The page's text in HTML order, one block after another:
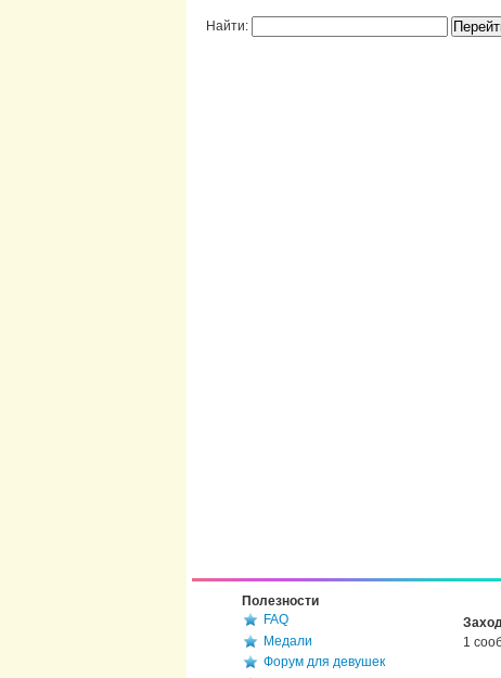
Найти:
Полезности
FAQ
Медали
Форум для девушек
1